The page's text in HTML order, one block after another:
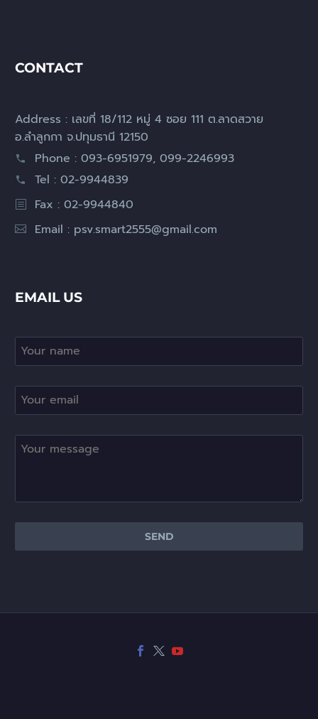
CONTACT
Address : เลขที่ 18/112 หมู่ 4 ซอย 111 ต.ลาดสวาย
อ.ลำลูกกา จ.ปทุมธานี 12150
Phone : 093-6951979, 099-2246993
Tel : 02-9944839
Fax : 02-9944840
Email : psv.smart2555@gmail.com
EMAIL US